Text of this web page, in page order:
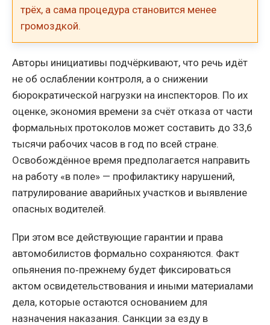
трёх, а сама процедура становится менее
громоздкой.
Авторы инициативы подчёркивают, что речь идёт
не об ослаблении контроля, а о снижении
бюрократической нагрузки на инспекторов. По их
оценке, экономия времени за счёт отказа от части
формальных протоколов может составить до 33,6
тысячи рабочих часов в год по всей стране.
Освобождённое время предполагается направить
на работу «в поле» — профилактику нарушений,
патрулирование аварийных участков и выявление
опасных водителей.
При этом все действующие гарантии и права
автомобилистов формально сохраняются. Факт
опьянения по‑прежнему будет фиксироваться
актом освидетельствования и иными материалами
дела, которые остаются основанием для
назначения наказания. Санкции за езду в